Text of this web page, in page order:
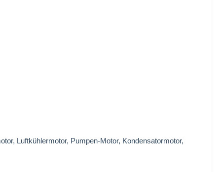
Luftkühlermotor, Pumpen-Motor, Kondensatormotor,